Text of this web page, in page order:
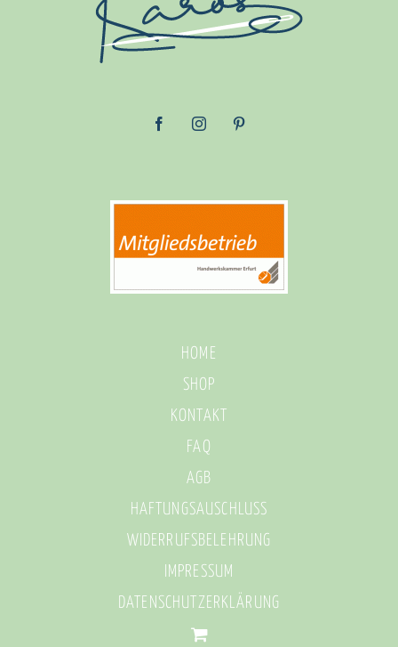
HOME
SHOP
KONTAKT
FAQ
AGB
HAFTUNGSAUSCHLUSS
WIDERRUFSBELEHRUNG
IMPRESSUM
DATENSCHUTZERKLÄRUNG